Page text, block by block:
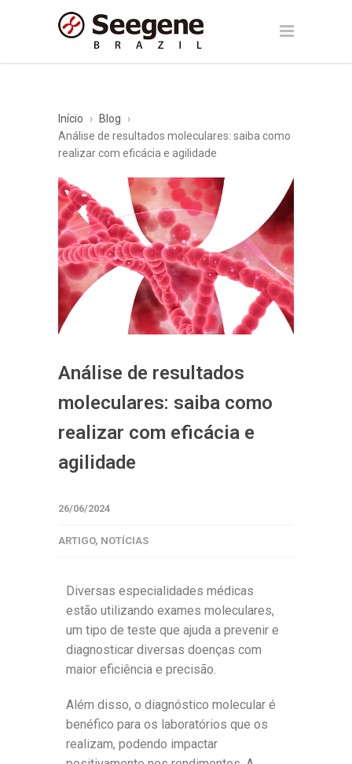
Início › Blog
›
Análise de resultados moleculares: saiba como
realizar com eficácia e agilidade
Análise de resultados
moleculares: saiba como
realizar com eficácia e
agilidade
26/06/2024
ARTIGO, NOTÍCIAS
Diversas especialidades médicas
estão utilizando exames moleculares,
um tipo de teste que ajuda a prevenir e
diagnosticar diversas doenças com
maior eficiência e precisão.
Além disso, o diagnóstico molecular é
benéfico para os laboratórios que os
realizam, podendo impactar